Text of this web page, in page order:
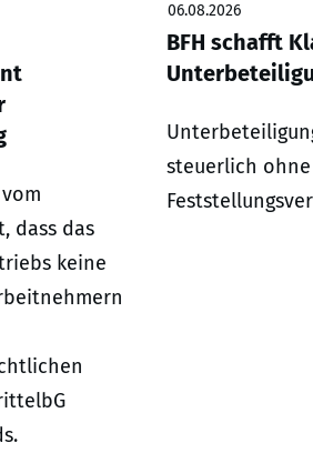
dass das
keine
06.08.2026
BFH schafft
steuerlich